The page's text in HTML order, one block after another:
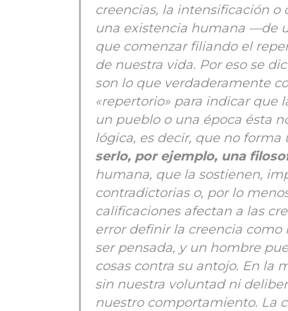
creencias, la intensificación
una existencia humana —de
que comenzar filiando el
de nuestra vida. Por eso se
son lo que verdaderamente
«repertorio» para indicar que
un pueblo o una época ésta
lógica, es decir, que no forma
serlo, por ejemplo, una
humana, que la sostienen,
contradictorias o, por lo
calificaciones afectan a las
error definir la creencia como
ser pensada, y un hombre
cosas contra su antojo. En la
sin nuestra voluntad ni
nuestro comportamiento. La